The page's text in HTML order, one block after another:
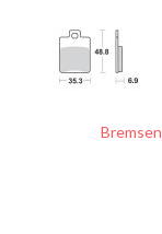
Bremsen